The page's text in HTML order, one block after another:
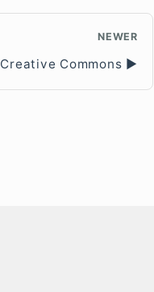
NEWER
Creative Commons